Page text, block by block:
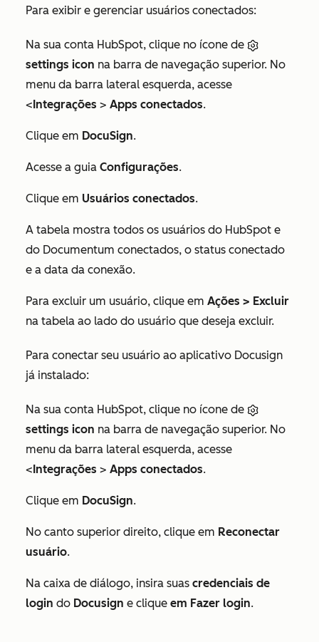
Para exibir e gerenciar usuários conectados:
Na sua conta HubSpot, clique no ícone de
settings icon na barra de navegação superior. No
menu da barra lateral esquerda, acesse
<Integrações > Apps conectados.
Clique em DocuSign.
Acesse a guia Configurações.
Clique em Usuários conectados.
A tabela mostra todos os usuários do HubSpot e
do Documentum conectados, o status conectado
e a data da conexão.
Para excluir um usuário, clique em Ações > Excluir
na tabela ao lado do usuário que deseja excluir.
Para conectar seu usuário ao aplicativo Docusign
já instalado:
Na sua conta HubSpot, clique no ícone de
settings icon na barra de navegação superior. No
menu da barra lateral esquerda, acesse
<Integrações > Apps conectados.
Clique em DocuSign.
No canto superior direito, clique em Reconectar
usuário.
Na caixa de diálogo, insira suas credenciais de
login do Docusign e clique em Fazer login.